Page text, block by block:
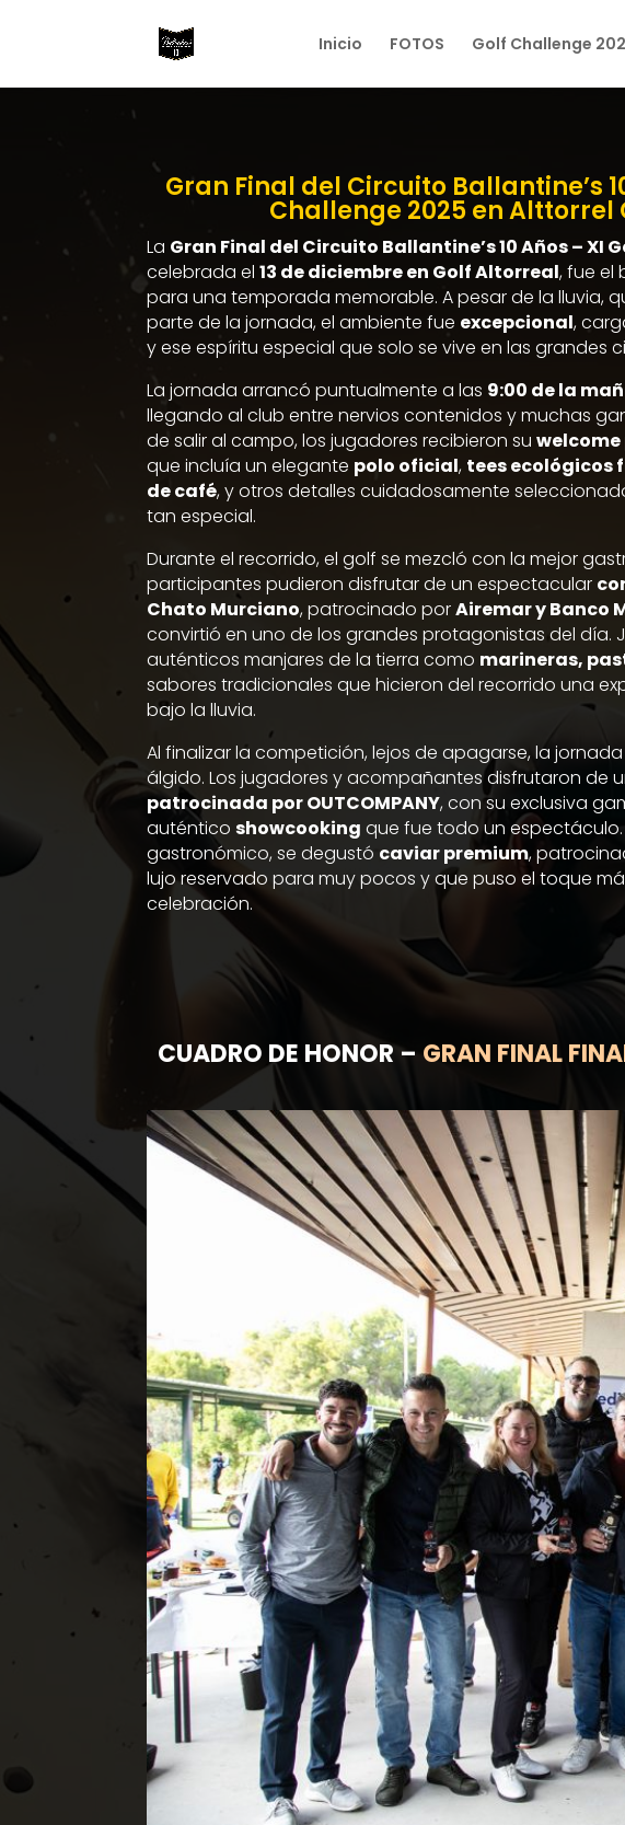
Inicio FOTOS Golf Challenge
Gran Final del Circuito Ballantine’s
Challenge 2025 en Alttorrel
La Gran Final del Circuito Ballantine’s 10 Años – XI
celebrada el13 de diciembre en Golf Altorreal, fue el
para una temporada memorable. A pesar de la lluvia,
parte de la jornada, el ambiente fue excepcional,
y ese espíritu especial que solo se vive en las grandes
La jornada arrancó puntualmente a las 9:00 de la
llegando al club entre nervios contenidos y muchas
de salir al campo, los jugadores recibieron su
que incluía un elegante polo oficial, tees ecológicos
de café, y otros detalles cuidadosamente
tan especial.
Durante el recorrido, el golf se mezcló con la mejor
participantes pudieron disfrutar de un espectacular
Chato Murciano, patrocinado porAiremar y Banco
convirtió en uno de los grandes protagonistas del día.
auténticos manjares de la tierra como marineras,
sabores tradicionales que hicieron del recorrido una
bajo la lluvia.
Al finalizar la competición, lejos de apagarse, la
álgido. Los jugadores y acompañantes disfrutaron de
patrocinada por OUTCOMPANY, con su exclusiva
auténticoshowcooking que fue todo un
gastronómico, se degustó caviar premium,
lujo reservado para muy pocos y que puso el toque
celebración.
CUADRO DE HONOR – GRAN FINAL